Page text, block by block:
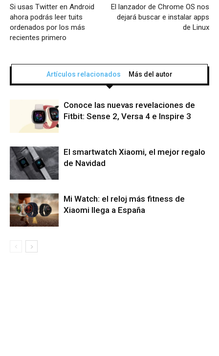
Si usas Twitter en Android
ahora podrás leer tuits
ordenados por los más
recientes primero
El lanzador de Chrome OS nos
dejará buscar e instalar apps
de Linux
Artículos relacionados Más del autor
Conoce las nuevas revelaciones de
Fitbit: Sense 2, Versa 4 e Inspire 3
El smartwatch Xiaomi, el mejor regalo
de Navidad
Mi Watch: el reloj más fitness de
Xiaomi llega a España